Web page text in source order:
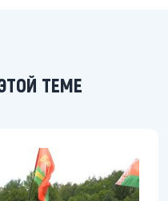
ТЕМЕ